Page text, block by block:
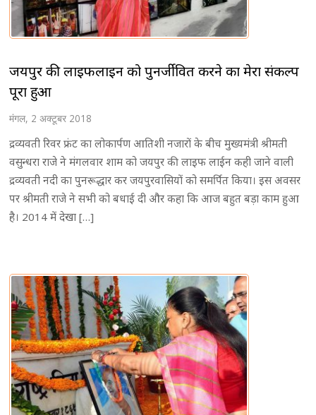
जयपुर की लाइफलाइन को पुनर्जीवित करने का मेरा संकल्प
पूरा हुआ
मंगल, 2 अक्टूबर 2018
द्रव्यवती रिवर फ्रंट का लोकार्पण आतिशी नजारों के बीच मुख्यमंत्री श्रीमती
वसुन्धरा राजे ने मंगलवार शाम को जयपुर की लाइफ लाईन कही जाने वाली
द्रव्यवती नदी का पुनरूद्धार कर जयपुरवासियों को समर्पित किया। इस अवसर
पर श्रीमती राजे ने सभी को बधाई दी और कहा कि आज बहुत बड़ा काम हुआ
है। 2014 में देखा […]